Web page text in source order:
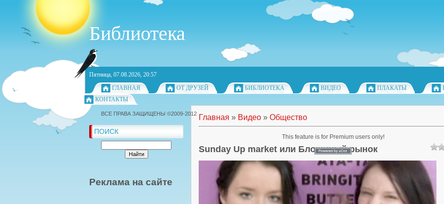
Библиотека
Пятница, 07.08.2026, 20:57
ГЛАВНАЯ
ОТ ДРУЗЕЙ БИБЛИОТЕКА ВИДЕО ПЛАКАТЫ
КОНТАКТЫ
ПОИСК
Реклама на сайте
Главная » Видео » Общество
Sunday Up market или Блошиный рынок
ВСЕ ПРАВА ЗАЩИЩЕНЫ ©2009-2012
This feature is for Premium users only!